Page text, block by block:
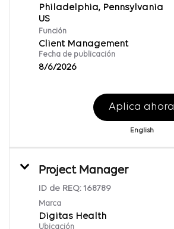
Philadelphia, Pennsylvania
Función
Client Management
Fecha de publicación
8/6/2026
Aplica ahora
English
Project Manager
ID de REQ: 168789
Marca
Digitas Health
Ubicación